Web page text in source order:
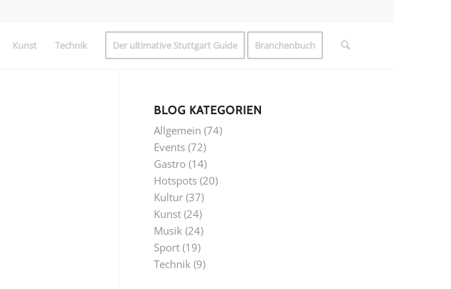
Kunst Technik Der ultimative Stuttgart Guide Branchenbuch
BLOG KATEGORIEN
Allgemein (74)
Events (72)
Gastro (14)
Hotspots (20)
Kultur (37)
Kunst (24)
Musik (24)
Sport (19)
Technik (9)